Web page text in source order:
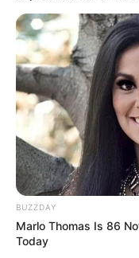
BUZZDAY
Marlo Thomas Is 86
Today